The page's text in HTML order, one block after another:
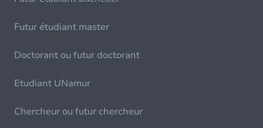
Futur étudiant master
Doctorant ou futur doctorant
Etudiant UNamur
Chercheur ou futur chercheur